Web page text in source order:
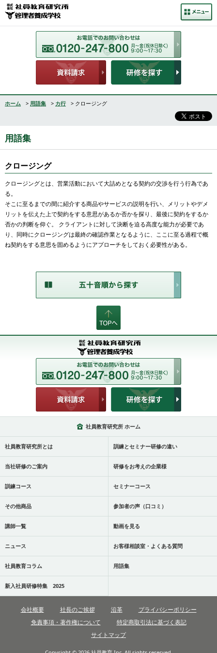
ホーム > 用語集 > カ行 > クロージング
用語集
クロージング
クロージングとは、営業活動において大詰めとなる契約の交渉を行う行為であ
る。
そこに至るまでの間に紹介する商品やサービスの説明を行い、メリットやデメ
リットを伝えた上で契約をする意思があるか否かを探り、最後に契約をするか
否かの判断を仰ぐ。 クライアントに対して決断を迫る高度な能力が必要であ
り、同時にクロージングは最終の確認作業となるように、ここに至る過程で概
ね契約をする意思を固めるようにアプローチをしておく必要性がある。
社員教育研究所 ホーム
社員教育研究所とは 訓練とセミナー研修の違い
当社研修のご案内 研修をお考えの企業様
訓練コース セミナーコース
その他商品 参加者の声（口コミ）
講師一覧 動画を見る
ニュース お客様相談室・よくある質問
社員教育コラム 用語集
新入社員研修特集 2025
会社概要 社長のご挨拶 沿革
プライバシーポリシー
免責事項・著作権について
特定商取引法に基づく表記
サイトマップ